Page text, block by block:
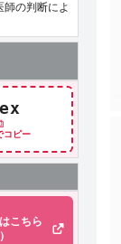
師の判断によ
コピー
こちら